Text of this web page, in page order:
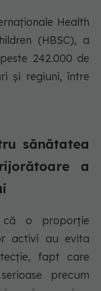
Health
(HBSC), a
242.000 de
și regiuni, între
sănătatea
a
că o proporție
activi au evita
fapt care
precum